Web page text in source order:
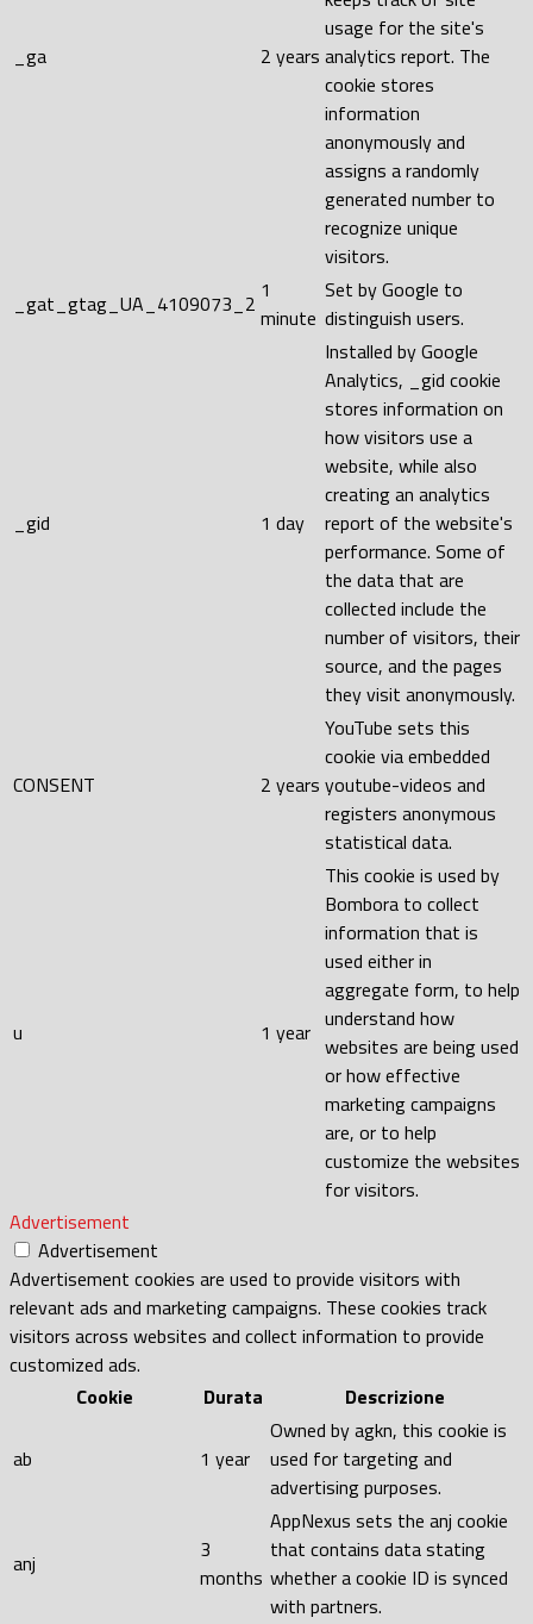
_ga 2 years
usage for the site's
analytics report. The
cookie stores
information
anonymously and
assigns a randomly
generated number to
recognize unique
visitors.
_gat_gtag_UA_4109073_2 1
minute
Set by Google to
distinguish users.
_gid 1 day
Installed by Google
Analytics, _gid cookie
stores information on
how visitors use a
website, while also
creating an analytics
report of the website's
performance. Some of
the data that are
collected include the
number of visitors, their
source, and the pages
they visit anonymously.
CONSENT 2 years
YouTube sets this
cookie via embedded
youtube-videos and
registers anonymous
statistical data.
u 1 year
This cookie is used by
Bombora to collect
information that is
used either in
aggregate form, to help
understand how
websites are being used
or how effective
marketing campaigns
are, or to help
customize the websites
for visitors.
Advertisement
Advertisement
Advertisement cookies are used to provide visitors with
relevant ads and marketing campaigns. These cookies track
visitors across websites and collect information to provide
customized ads.
Cookie
Durata Descrizione
ab 1 year
Owned by agkn, this cookie is
used for targeting and
advertising purposes.
anj
3
months
AppNexus sets the anj cookie
that contains data stating
whether a cookie ID is synced
with partners.